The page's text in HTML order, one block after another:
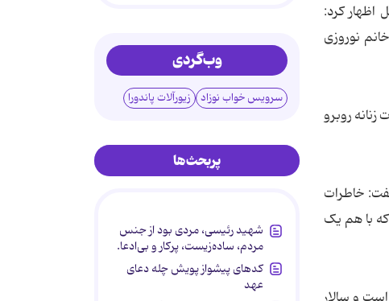
اظهار کرد:
نوروزی
روبرو
خاطرات
با هم یک
وب‌گردی
سرویس خواب نوزاد زیورآلات پاندورا
پربحث‌ها
شهید رئیسی، مردی بود از جنس
مردم، ساده‌زیست، پرکار و بی‌ادعا.
کدهای پیشواز پویش چله دعای
عهد